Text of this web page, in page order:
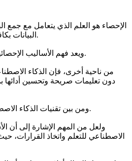
الإحصاء هو العلم الذي يتعامل مع جمع
البيانات بكافة أنواعها وأنماطها، حيث يتم استخدام علم الإحصاء على نطاق واسع في الأبحاث وإجراء التجارب بدءًا من تعريف المشكلة، وتصميم الدراسة وانتهاءً بتحليل النتائج ونشرها.
ويعد فهم الأساليب الإحصائية أمرًا بالغ الأهمية في تحديد الأنماط وإجراء التنبؤات واستخلاص النتائج من البيانات، والتي من أهمها التنبؤ بالاتجاهات المستقبلية والتنبؤ بالنتائج بناء على البيانات التاريخية.
من ناحية أخرى، فإن الذكاء
دون تعليمات صريحة وتحسين أدائها
ومن بين تقنيات الذكاء الاصطناعي الأكثر شيوعًا التعلم الآلي والتعلم العميق ومعالجة اللغة الطبيعية، وإنترنت الأشياء وهي تعتمد جميعها بشكل كبير على الأساليب الإحصائية لتحليل البيانات وتفسيرها.
ولعل من المهم الإشارة إلى أن
الاصطناعي للتعلم واتخاذ القرارات،